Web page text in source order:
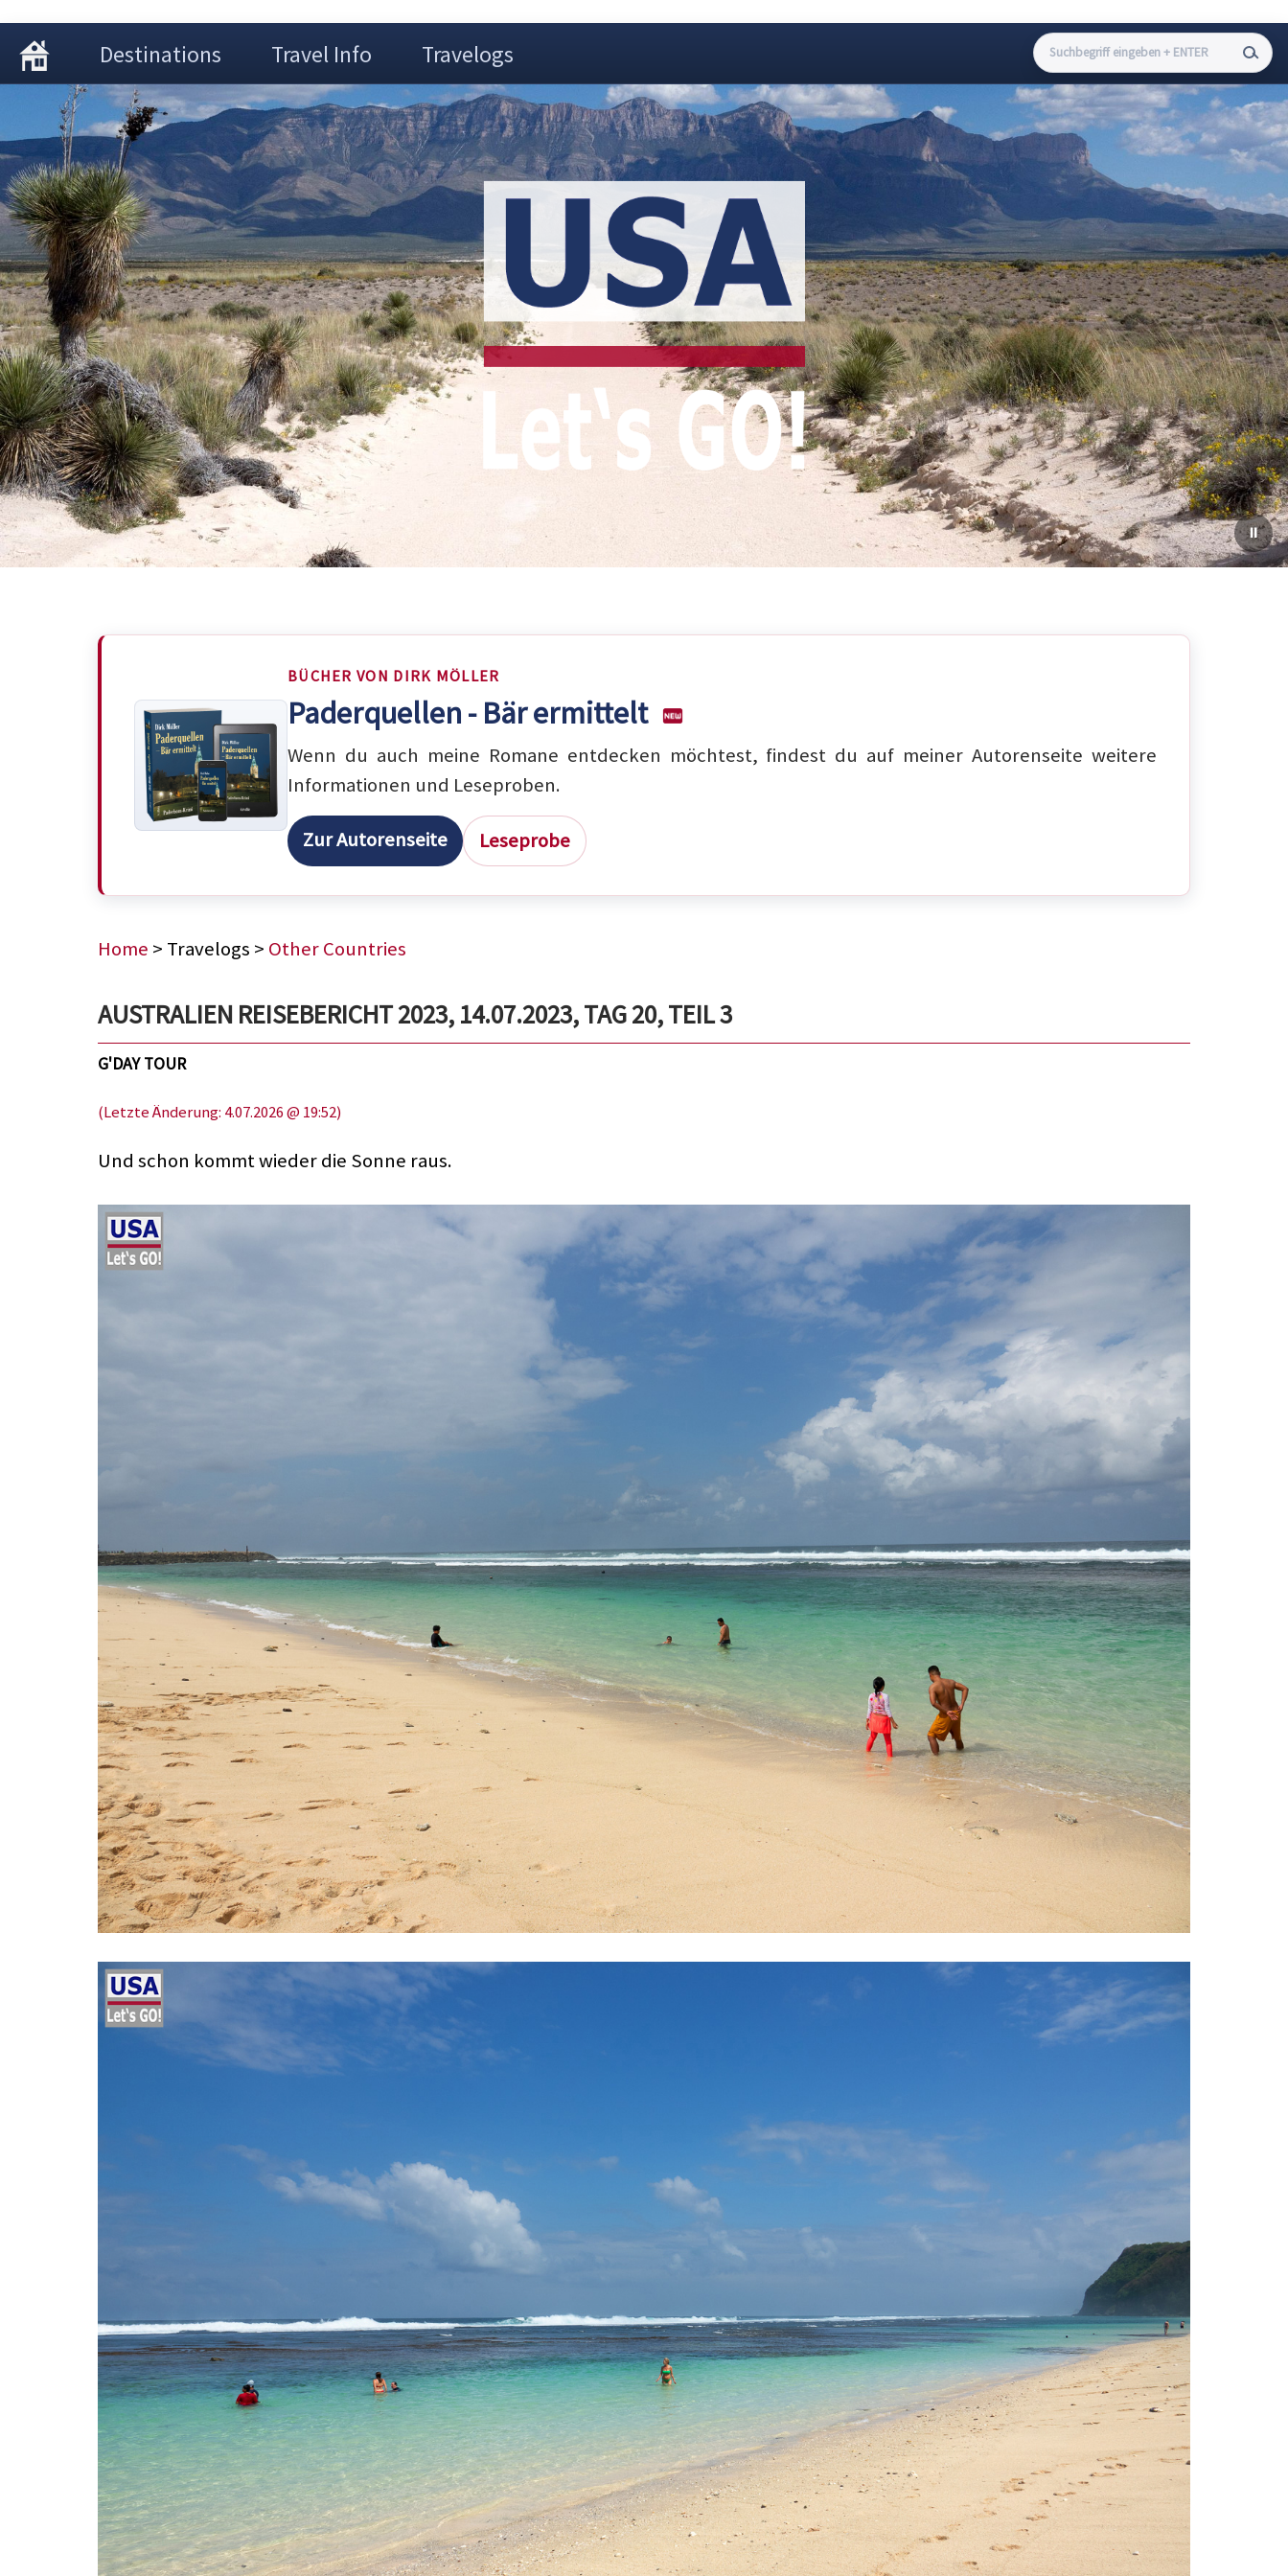
Destinations Travel Info Travelogs
BÜCHER VON DIRK MÖLLER
Paderquellen - Bär ermittelt
Wenn du auch meine Romane entdecken möchtest, findest du auf meiner Autorenseite weitere
Informationen und Leseproben.
Zur Autorenseite Leseprobe
Home > Travelogs > Other Countries
AUSTRALIEN REISEBERICHT 2023, 14.07.2023, TAG 20, TEIL 3
G'DAY TOUR
(Letzte Änderung: 4.07.2026 @ 19:52)
Und schon kommt wieder die Sonne raus.